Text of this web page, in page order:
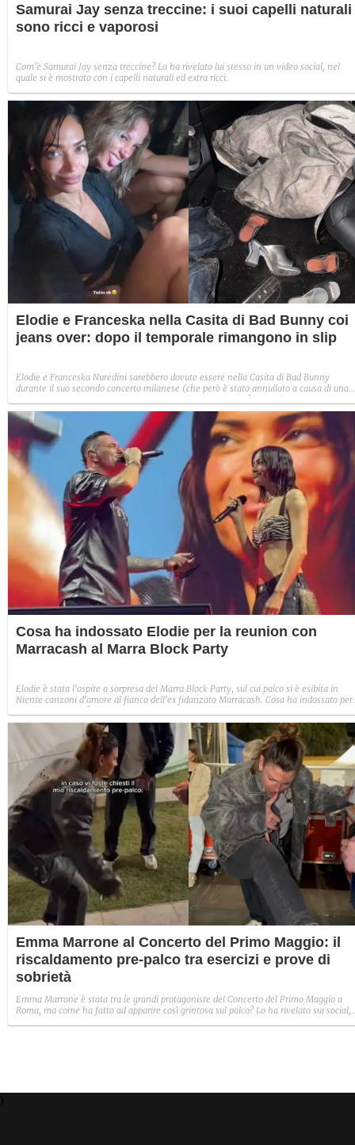
Samurai Jay senza treccine: i suoi capelli naturali
sono ricci e vaporosi
Com'è Samurai Jay senza treccine? Lo ha rivelato lui stesso in un video social, nel
quale si è mostrato con i capelli naturali ed extra ricci.
Elodie e Franceska nella Casita di Bad Bunny coi
jeans over: dopo il temporale rimangono in slip
Elodie e Franceska Nuredini sarebbero dovute essere nella Casita di Bad Bunny
durante il suo secondo concerto milanese (che però è stato annullato a causa di una
Cosa ha indossato Elodie per la reunion con
Marracash al Marra Block Party
Elodie è stata l'ospite a sorpresa del Marra Block Party, sul cui palco si è esibita in
Niente canzoni d'amore al fianco dell'ex fidanzato Marracash. Cosa ha indossato per
l'esclusivo evento?
Emma Marrone al Concerto del Primo Maggio: il
riscaldamento pre-palco tra esercizi e prove di
sobrietà
Emma Marrone è stata tra le grandi protagoniste del Concerto del Primo Maggio a
Roma, ma come ha fatto ad apparire così grintosa sul palco? Lo ha rivelato sui social,